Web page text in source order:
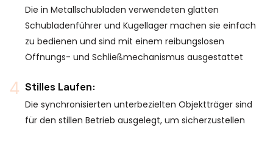
Die in Metallschubladen verwendeten glatten
Schubladenführer und Kugellager machen sie einfach
zu bedienen und sind mit einem reibungslosen
Öffnungs- und Schließmechanismus ausgestattet
Stilles Laufen:
Die synchronisierten unterbezielten Objektträger sind
für den stillen Betrieb ausgelegt, um sicherzustellen